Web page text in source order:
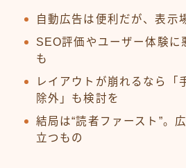
自動広告は便利だが、表示
SEO評価やユーザー体験に
も
レイアウトが崩れるなら「
除外」も検討を
結局は“読者ファースト”。
立つもの